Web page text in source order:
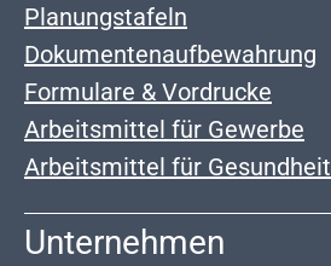
Planungstafeln
Dokumentenaufbewahrung
Formulare & Vordrucke
Arbeitsmittel für Gewerbe
Arbeitsmittel für Gesundheit
Unternehmen